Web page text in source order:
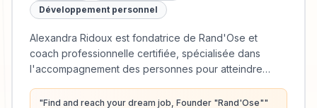
Développement personnel
Alexandra Ridoux est fondatrice de Rand'Ose et
coach professionnelle certifiée, spécialisée dans
l'accompagnement des personnes pour atteindre
"Find and reach your dream job, Founder "Rand'Ose""